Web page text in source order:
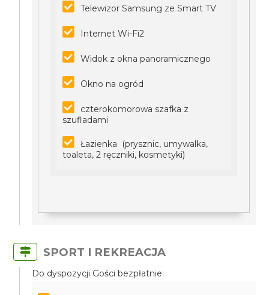
Telewizor Samsung ze Smart TV
Internet Wi-Fi2
Widok z okna panoramicznego
Okno na ogród
czterokomorowa szafka z
szufladami
Łazienka (prysznic, umywalka,
toaleta, 2 ręczniki, kosmetyki)
SPORT I REKREACJA
Do dyspozycji Gości bezpłatnie: